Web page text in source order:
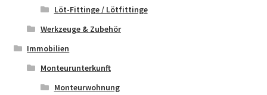
Löt-Fittinge / Lötfittinge
Werkzeuge & Zubehör
Immobilien
Monteurunterkunft
Monteurwohnung